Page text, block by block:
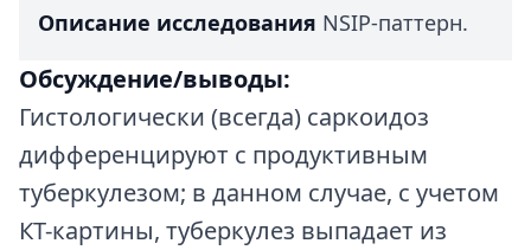
Описание исследования NSIP-паттерн.
Обсуждение/выводы:
Гистологически (всегда) саркоидоз
дифференцируют с продуктивным
туберкулезом; в данном случае, с учетом
КТ-картины, туберкулез выпадает из